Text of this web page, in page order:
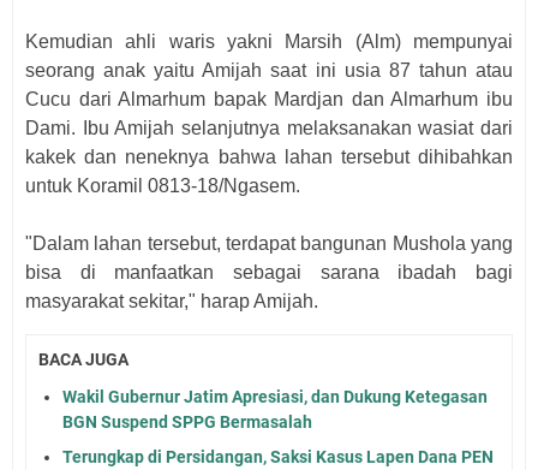
Kemudian ahli waris yakni Marsih (Alm) mempunyai
seorang anak yaitu Amijah saat ini usia 87 tahun atau
Cucu dari Almarhum bapak Mardjan dan Almarhum ibu
Dami. Ibu Amijah selanjutnya melaksanakan wasiat dari
kakek dan neneknya bahwa lahan tersebut dihibahkan
untuk Koramil 0813-18/Ngasem.
"Dalam lahan tersebut, terdapat bangunan Mushola yang
bisa di manfaatkan sebagai sarana ibadah bagi
masyarakat sekitar," harap Amijah.
BACA JUGA
Wakil Gubernur Jatim Apresiasi, dan Dukung Ketegasan
BGN Suspend SPPG Bermasalah
Terungkap di Persidangan, Saksi Kasus Lapen Dana PEN